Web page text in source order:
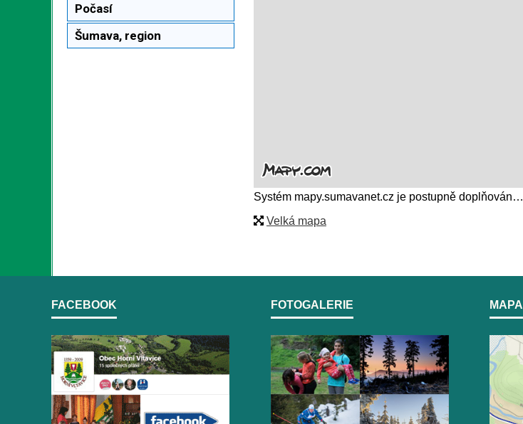
Počasí
Šumava, region
Systém mapy.sumavanet.cz je postupně doplňován…
Velká mapa
FACEBOOK FOTOGALERIE MAPA